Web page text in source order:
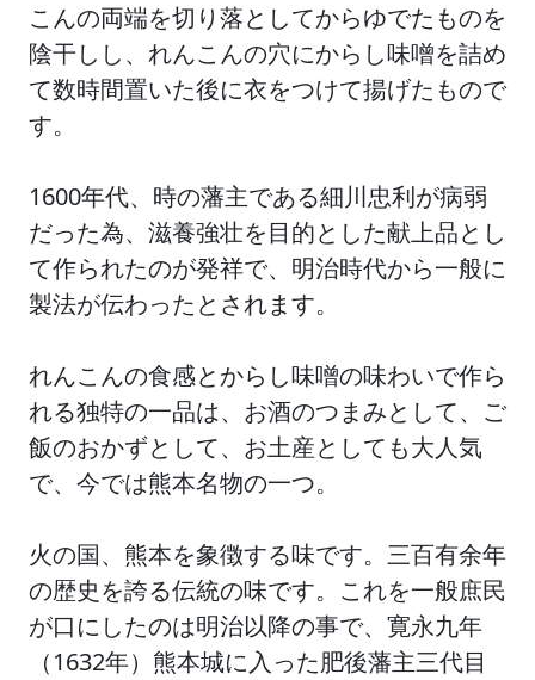
こんの両端を切り落としてからゆでたものを
陰干しし、れんこんの穴にからし味噌を詰め
て数時間置いた後に衣をつけて揚げたもので
す。
1600年代、時の藩主である細川忠利が病弱
だった為、滋養強壮を目的とした献上品とし
て作られたのが発祥で、明治時代から一般に
製法が伝わったとされます。
れんこんの食感とからし味噌の味わいで作ら
れる独特の一品は、お酒のつまみとして、ご
飯のおかずとして、お土産としても大人気
で、今では熊本名物の一つ。
火の国、熊本を象徴する味です。三百有余年
の歴史を誇る伝統の味です。これを一般庶民
が口にしたのは明治以降の事で、寛永九年
（1632年）熊本城に入った肥後藩主三代目